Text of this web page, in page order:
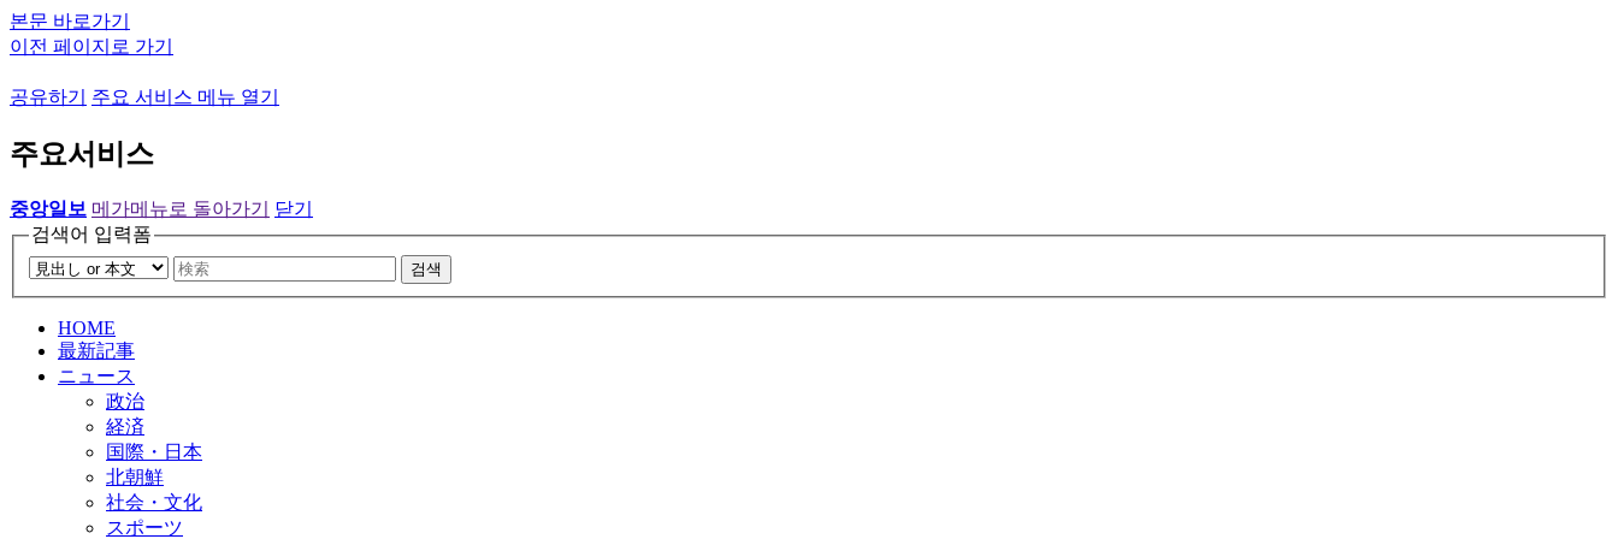
본문 바로가기
이전 페이지로 가기
공유하기 주요 서비스 메뉴 열기
주요서비스
중앙일보 메가메뉴로 돌아가기
닫기
검색어 입력폼
검색
HOME
最新記事
ニュース
政治
経済
国際・日本
北朝鮮
社会・文化
スポーツ